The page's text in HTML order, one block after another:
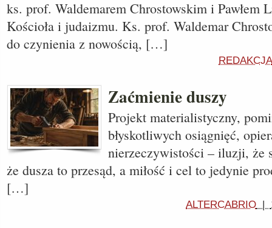
ks. prof. Waldemarem Chrostowskim i Pawłem
Kościoła i judaizmu. Ks. prof. Waldemar
do czynienia z nowością, […]
REDAKCJA
Zaćmienie duszy
Projekt materialistyczny,
błyskotliwych osiągnięć,
nierzeczywistości – iluzji, że
że dusza to przesąd, a miłość i cel to jedynie
[…]
ALTERCABRIO |